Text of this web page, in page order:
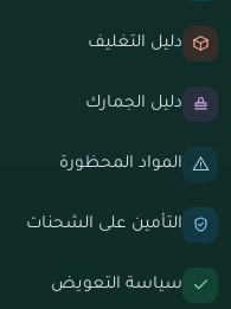
دليل التغليف
دليل الجمارك
المواد المحظورة
التأمين على الشحنات
سياسة التعويض